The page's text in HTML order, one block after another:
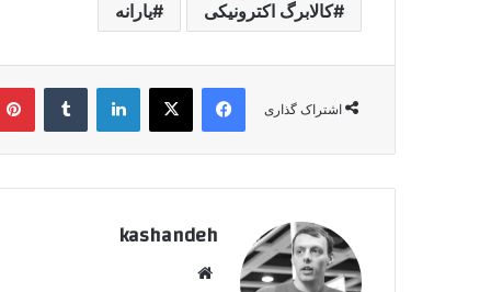
کالابرگ اکترونیکی یارانه
اشتراک گذاری
فیسبوکایکس لینکداین تامبلر
kashandeh